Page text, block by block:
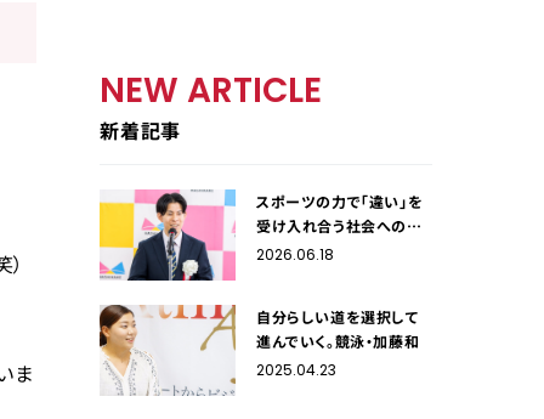
ま
NEW ARTICLE
新着記事
スポーツの力で「違い」を
受け入れ合う社会への架
け橋に。サッカー・小川雄
2026.06.18
自分らしい道を選択して
進んでいく。競泳・加藤和
2025.04.23